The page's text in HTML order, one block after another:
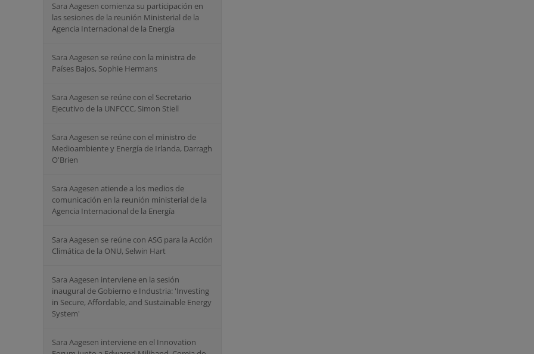
Sara Aagesen comienza su participación en
las sesiones de la reunión Ministerial de la
Agencia Internacional de la Energía
Sara Aagesen se reúne con la ministra de
Países Bajos, Sophie Hermans
Sara Aagesen se reúne con el Secretario
Ejecutivo de la UNFCCC, Simon Stiell
Sara Aagesen se reúne con el ministro de
Medioambiente y Energía de Irlanda, Darragh
O'Brien
Sara Aagesen atiende a los medios de
comunicación en la reunión ministerial de la
Agencia Internacional de la Energía
Sara Aagesen se reúne con ASG para la Acción
Climática de la ONU, Selwin Hart
Sara Aagesen interviene en la sesión
inaugural de Gobierno e Industria: 'Investing
in Secure, Affordable, and Sustainable Energy
System'
Sara Aagesen interviene en el Innovation